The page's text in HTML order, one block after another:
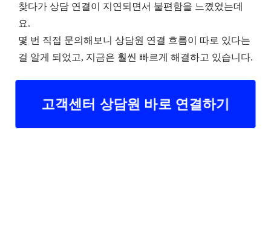
찾다가 상담 연결이 지연되면서 불편함을 느꼈었는데
요.
몇 번 직접 문의해보니 상담원 연결 흐름이 따로 있다는
걸 알게 되었고, 지금은 훨씬 빠르게 해결하고 있습니다.
고객센터 상담원 바로 연결하기